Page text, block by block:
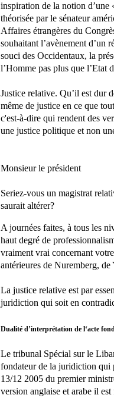
inspiration de la notion d’une
théorisée par le sénateur
Affaires étrangères du
souhaitant l’avènement d’un
souci des Occidentaux, la
l’Homme pas plus que l’Etat
Justice relative. Qu’il est dur
même de justice en ce que
c'est-à-dire qui rendent des
une justice politique et non
Monsieur le président
Seriez-vous un magistrat
saurait altérer?
A journées faites, à tous les
haut degré de
vraiment vrai concernant
antérieures de Nuremberg,
La justice relative est par
juridiction qui soit en
Dualité d’interprétation de l‘acte
Le tribunal Spécial sur le
fondateur de la juridiction qui
13/12 2005 du premier
version anglaise et arabe il